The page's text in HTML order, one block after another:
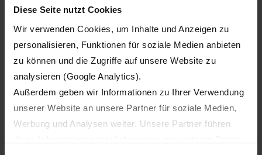
Diese Seite nutzt Cookies
Wir verwenden Cookies, um Inhalte und Anzeigen zu
personalisieren, Funktionen für soziale Medien anbieten
zu können und die Zugriffe auf unsere Website zu
analysieren (Google Analytics).
Außerdem geben wir Informationen zu Ihrer Verwendung
unserer Website an unsere Partner für soziale Medien,
Werbung und Analysen weiter. Unsere Partner führen
participation active est importante, plus les
avantages seront élevés pour tous les
utilisateurs », a expliqué monsieur Heidelmann.
Actuellement le nouveau PartsLocator Krone est
disponible pour tous les revendeurs qui
bénéficient d’une autorisation pour les
commandes en ligne sur Agroparts. « Sur le long
terme, nous mettrons à disposition le
PartsLocator uniquement pour les utilisateurs